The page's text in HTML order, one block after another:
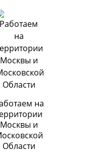
на
Москвы и
Области